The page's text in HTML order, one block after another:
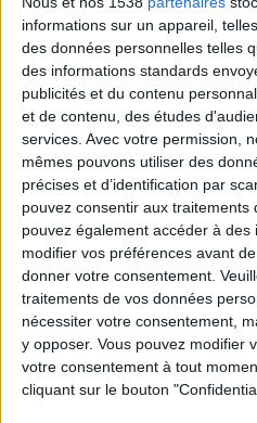
informations sur un appareil,
des données personnelles telles
des informations standards
publicités et du contenu
et de contenu, des études
services. Avec votre permission,
mêmes pouvons utiliser des
précises et d’identification par
pouvez consentir aux traitements
pouvez également accéder à
modifier vos préférences avant
donner votre consentement.
traitements de vos données
nécessiter votre consentement,
y opposer. Vous pouvez modifier
votre consentement à tout
cliquant sur le bouton
Webinaires en
Peut-on remplacer la
Consultation